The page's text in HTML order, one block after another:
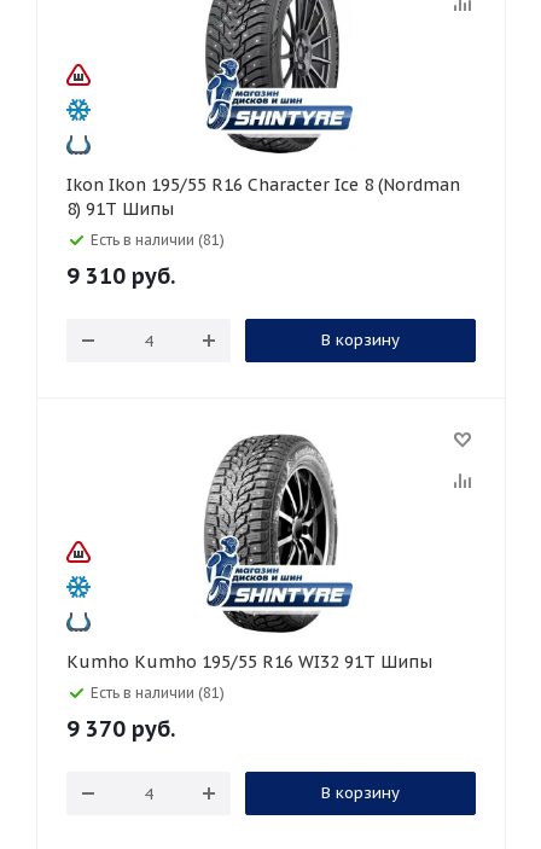
Ikon Ikon 195/55 R16 Character Ice 8 (Nordman
8) 91T Шипы
Есть в наличии (81)
9 310 руб.
В корзину
Kumho Kumho 195/55 R16 WI32 91T Шипы
Есть в наличии (81)
9 370 руб.
В корзину